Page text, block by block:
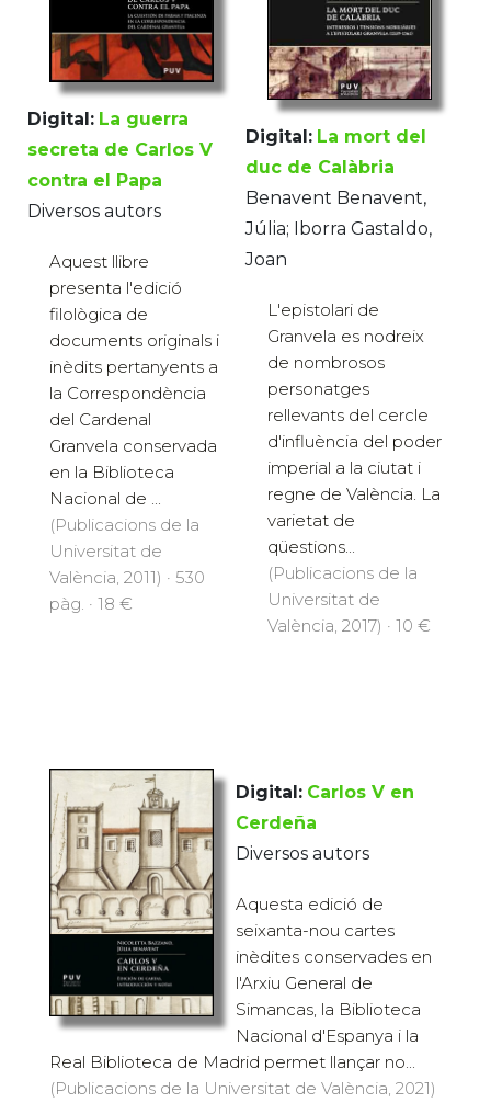
Digital: La guerra
secreta de Carlos V
contra el Papa
Diversos autors
Aquest llibre
presenta l'edició
filològica de
documents originals i
inèdits pertanyents a
la Correspondència
del Cardenal
Granvela conservada
en la Biblioteca
Nacional de ...
(Publicacions de la
Universitat de
València, 2011) · 530
pàg. · 18 €
Digital: La mort del
duc de Calàbria
Benavent Benavent,
Júlia; Iborra Gastaldo,
Joan
L'epistolari de
Granvela es nodreix
de nombrosos
personatges
rellevants del cercle
d'influència del poder
imperial a la ciutat i
regne de València. La
varietat de
qüestions...
(Publicacions de la
Universitat de
València, 2017) · 10 €
Digital: Carlos V en
Cerdeña
Diversos autors
Aquesta edició de
seixanta-nou cartes
inèdites conservades en
l'Arxiu General de
Simancas, la Biblioteca
Nacional d'Espanya i la
Real Biblioteca de Madrid permet llançar no...
(Publicacions de la Universitat de València, 2021)